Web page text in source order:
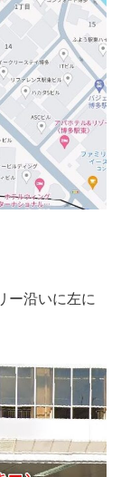
ー沿いに左に